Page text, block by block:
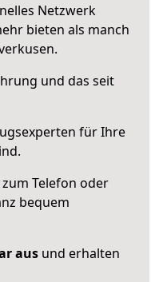
Netzwerk
bieten als manch
und das seit
für Ihre
Telefon oder
bequem
aus und erhalten